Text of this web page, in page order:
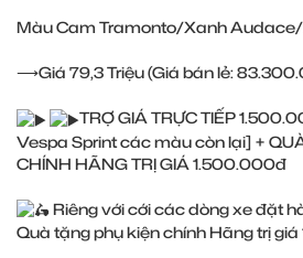
Màu Cam Tramonto/Xanh
⟶Giá 79,3 Triệu (Giá bán lẻ:
TRỢ GIÁ TRỰC TIẾP
Vespa Sprint các màu còn lại] +
CHÍNH HÃNG TRỊ GIÁ 1.500.000đ
Riêng với cới các dòng xe đặt
Quà tặng phụ kiện chính Hãng trị